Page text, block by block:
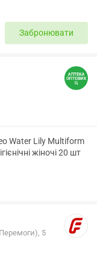
Забронювати
Water Lily Multiform
жіночі 20 шт
5